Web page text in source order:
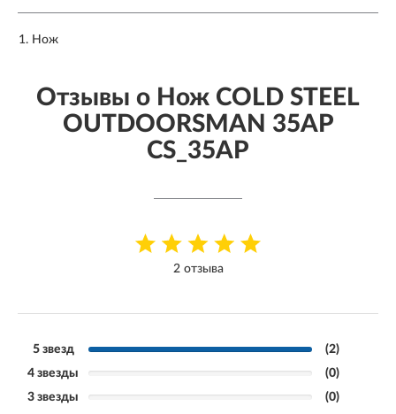
Нож
Отзывы о Нож COLD STEEL
OUTDOORSMAN 35AP
CS_35AP
2 отзыва
5 звезд
(2)
4 звезды
(0)
3 звезды
(0)